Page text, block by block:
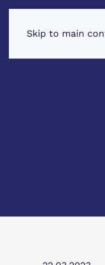
Skip to main
PREMIO